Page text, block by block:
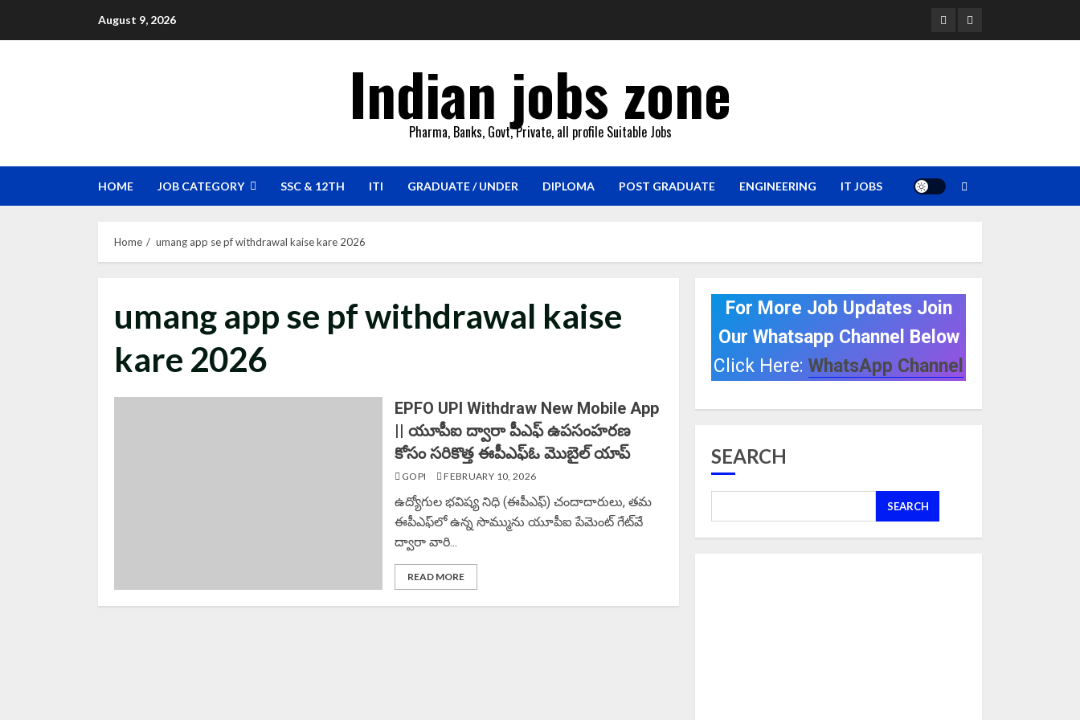
August 9, 2026 YouTubeWhatsapp
Indian jobs zone
Pharma, Banks, Govt, Private, all profile Suitable Jobs
HOME JOB CATEGORY SSC & 12TH ITI GRADUATE / UNDER DIPLOMA POST GRADUATE ENGINEERING IT JOBS
Home umang app se pf withdrawal kaise kare 2026
umang app se pf withdrawal kaise
kare 2026
EPFO UPI Withdraw New Mobile App
|| యూపీఐ ద్వారా పీఎఫ్‌ ఉపసంహరణ
కోసం సరికొత్త ఈపీఎఫ్‌ఓ మొబైల్‌ యాప్‌
GOPI FEBRUARY 10, 2026
ఉద్యోగుల భవిష్య నిధి (ఈపీఎఫ్‌) చందాదారులు, తమ
ఈపీఎఫ్‌లో ఉన్న సొమ్మును యూపీఐ పేమెంట్‌ గేట్‌వే
ద్వారా వారి...
READ MORE
For More Job Updates Join
Our Whatsapp Channel Below
Click Here:WhatsApp Channel
SEARCH
SEARCH